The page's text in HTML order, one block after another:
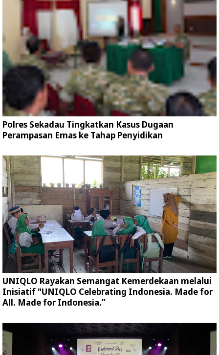
Polres Sekadau Tingkatkan Kasus Dugaan
Perampasan Emas ke Tahap Penyidikan
UNIQLO Rayakan Semangat Kemerdekaan melalui
Inisiatif "UNIQLO Celebrating Indonesia. Made for
All. Made for Indonesia.”